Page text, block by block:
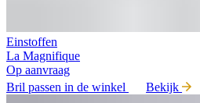
Einstoffen
La Magnifique
Op aanvraag
Bril passen in de winkel
Bekijk